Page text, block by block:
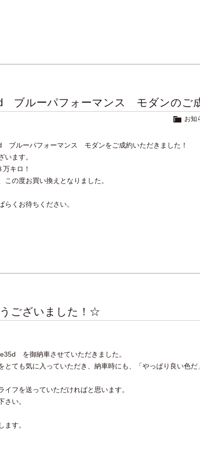
ルーパフォーマンス モダンのご
お知
ルーパフォーマンス モダンをご成約いただきました！
ます。
キロ！
の度お買い換えとなりました。
くお待ちください。
ございました！☆
を御納車させていただきました。
とても気に入っていただき、納車時にも、「やっぱり良い色
フを送っていただければと思います。
さい。
す。